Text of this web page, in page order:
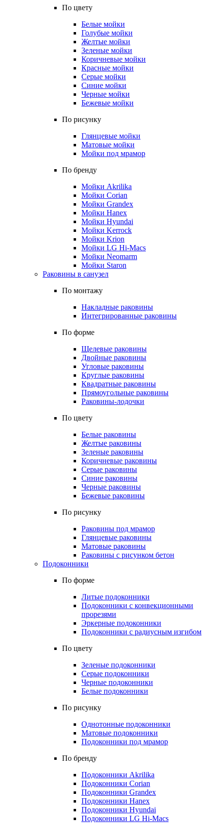
По цвету
Белые мойки
Голубые мойки
Желтые мойки
Зеленые мойки
Коричневые мойки
Красные мойки
Серые мойки
Синие мойки
Черные мойки
Бежевые мойки
По рисунку
Глянцевые мойки
Матовые мойки
Мойки под мрамор
По бренду
Мойки Akrilika
Мойки Corian
Мойки Grandex
Мойки Hanex
Мойки Hyundai
Мойки Kerrock
Мойки Krion
Мойки LG Hi-Macs
Мойки Neomarm
Мойки Staron
Раковины в санузел
По монтажу
Накладные раковины
Интегрированные раковины
По форме
Щелевые раковины
Двойные раковины
Угловые раковины
Круглые раковины
Квадратные раковины
Прямоугольные раковины
Раковины-лодочки
По цвету
Белые раковины
Желтые раковины
Зеленые раковины
Коричневые раковины
Серые раковины
Синие раковины
Черные раковины
Бежевые раковины
По рисунку
Раковины под мрамор
Глянцевые раковины
Матовые раковины
Раковины с рисунком бетон
Подоконники
По форме
Литые подоконники
Подоконники с конвекционными
прорезями
Эркерные подоконники
Подоконники с радиусным изгибом
По цвету
Зеленые подоконники
Серые подоконники
Черные подоконники
Белые подоконники
По рисунку
Однотонные подоконники
Матовые подоконники
Подоконники под мрамор
По бренду
Подоконники Akrilika
Подоконники Corian
Подоконники Grandex
Подоконники Hanex
Подоконники Hyundai
Подоконники LG Hi-Macs